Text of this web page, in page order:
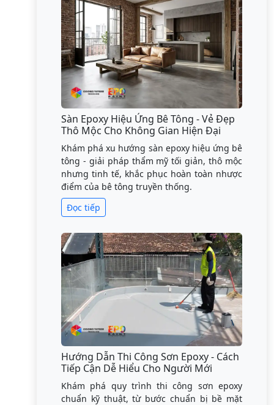
Sàn Epoxy Hiệu Ứng Bê Tông - Vẻ Đẹp
Thô Mộc Cho Không Gian Hiện Đại
Khám phá xu hướng sàn epoxy hiệu ứng bê
tông - giải pháp thẩm mỹ tối giản, thô mộc
nhưng tinh tế, khắc phục hoàn toàn nhược
điểm của bê tông truyền thống.
Đọc tiếp
Hướng Dẫn Thi Công Sơn Epoxy - Cách
Tiếp Cận Dễ Hiểu Cho Người Mới
Khám phá quy trình thi công sơn epoxy
chuẩn kỹ thuật, từ bước chuẩn bị bề mặt